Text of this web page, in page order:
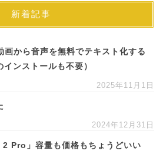
新着記事
画から音声を無料でテキスト化する
ンストールも不要）
2025年11月1日
2024年12月31日
Pro」容量も価格もちょうどいい